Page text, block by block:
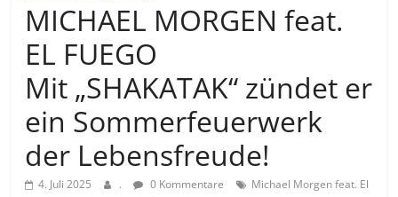
MICHAEL MORGEN feat.
EL FUEGO
Mit „SHAKATAK“ zündet er
ein Sommerfeuerwerk
der Lebensfreude!
4. Juli 2025 . 0 Kommentare
Michael Morgen feat. El